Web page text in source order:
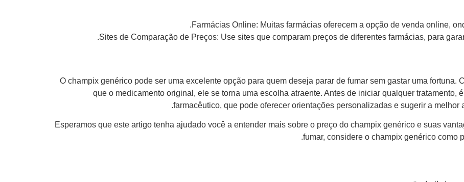
Farmácias Online: Muitas farmácias oferecem a opção de venda online,
Sites de Comparação de Preços: Use sites que comparam preços de diferentes farmácias, para
O champix genérico pode ser uma excelente opção para quem deseja parar de fumar sem gastar uma fortuna.
que o medicamento original, ele se torna uma escolha atraente. Antes de iniciar qualquer tratamento,
farmacêutico, que pode oferecer orientações personalizadas e sugerir a
Esperamos que este artigo tenha ajudado você a entender mais sobre o preço do champix genérico e suas
fumar, considere o champix genérico como